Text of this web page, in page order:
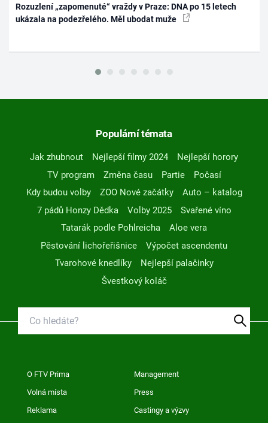
Rozuzlení „zapomenuté“ vraždy v Praze: DNA po 15 letech
ukázala na podezřelého. Měl ubodat muže
Populární témata
Jak zhubnout Nejlepší filmy 2024
Nejlepší horory
TV program
Změna času Partie
Počasí
Kdy budou volby
ZOO Nové začátky
Auto – katalog
7 pádů Honzy Dědka
Volby 2025
Svařené víno
Tatarák podle Pohlreicha
Aloe vera
Pěstování lichořeřišnice
Výpočet ascendentu
Tvarohové knedlíky
Nejlepší palačinky
Švestkový koláč
O FTV Prima Management
Volná místa Press
Reklama Castingy a výzvy